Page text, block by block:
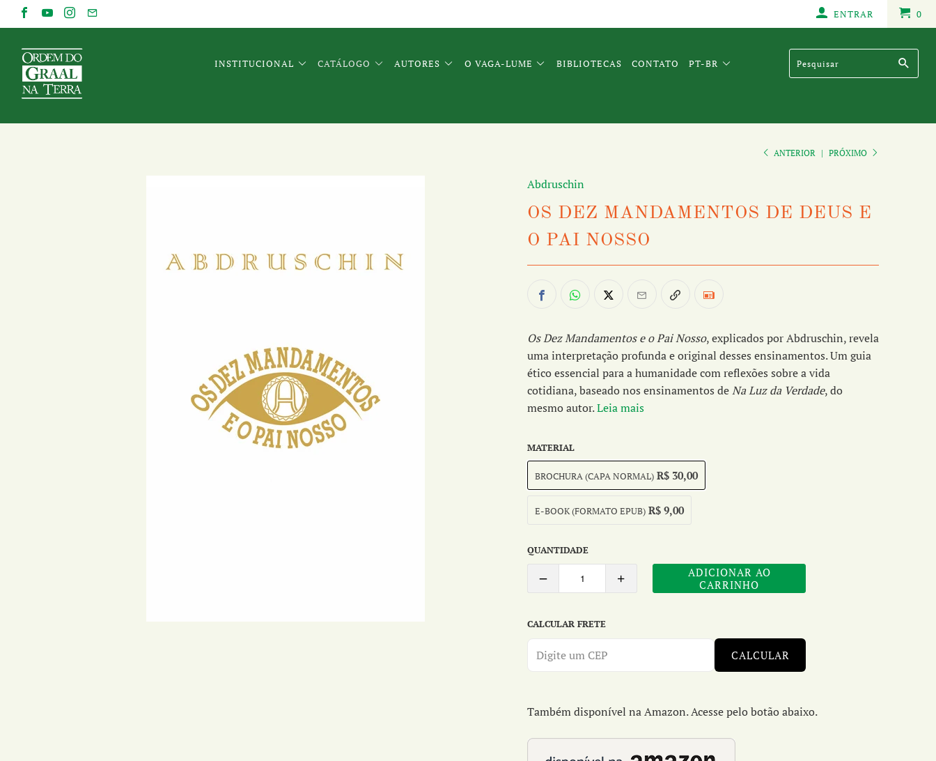
0
ENTRAR
INSTITUCIONAL CATÁLOGO AUTORES O VAGA-LUME BIBLIOTECAS CONTATO PT-BR
ANTERIOR | PRÓXIMO
Abdruschin
OS DEZ MANDAMENTOS DE DEUS E
O PAI NOSSO
Os Dez Mandamentos e o Pai Nosso, explicados por Abdruschin, revela
uma interpretação profunda e original desses ensinamentos. Um guia
ético essencial para a humanidade com reflexões sobre a vida
cotidiana, baseado nos ensinamentos deNa Luz da Verdade, do
mesmo autor.Leia mais
MATERIAL
BROCHURA (CAPA NORMAL) R$ 30,00
E-BOOK (FORMATO EPUB) R$ 9,00
QUANTIDADE
ADICIONAR AO
CARRINHO
CALCULAR FRETE
CALCULAR
Também disponível na Amazon. Acesse pelo botão abaixo.